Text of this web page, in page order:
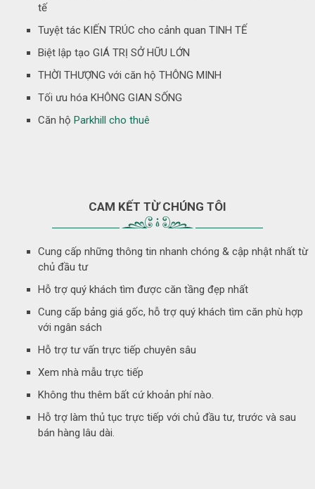
tế
Tuyệt tác KIẾN TRÚC cho cảnh quan TINH TẾ
Biệt lập tạo GIÁ TRỊ SỞ HỮU LỚN
THỜI THƯỢNG với căn hộ THÔNG MINH
Tối ưu hóa KHÔNG GIAN SỐNG
Căn hộParkhill cho thuê
CAM KẾT TỪ CHÚNG TÔI
Cung cấp những thông tin nhanh chóng & cập nhật nhất từ
chủ đầu tư
Hỗ trợ quý khách tìm được căn tầng đẹp nhất
Cung cấp bảng giá gốc, hỗ trợ quý khách tìm căn phù hợp
với ngân sách
Hỗ trợ tư vấn trực tiếp chuyên sâu
Xem nhà mẫu trực tiếp
Không thu thêm bất cứ khoản phí nào.
Hỗ trợ làm thủ tục trực tiếp với chủ đầu tư, trước và sau
bán hàng lâu dài.